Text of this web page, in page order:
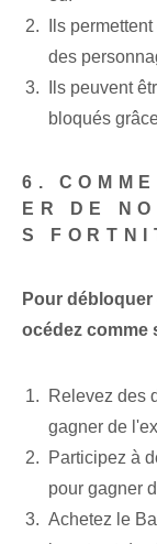
Ils
des
Ils peuvent
bloqués
6.
ER DE
S
Pour
océdez comme
Relevez des
gagner de
Participez à
pour gagner
Achetez le